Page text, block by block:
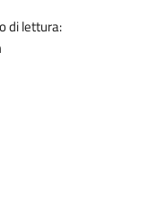
di lettura: